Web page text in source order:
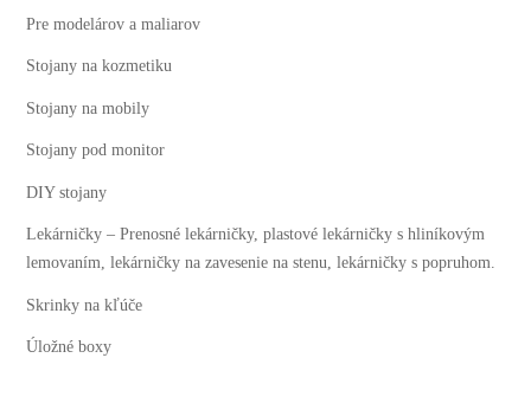
Pre modelárov a maliarov
Stojany na kozmetiku
Stojany na mobily
Stojany pod monitor
DIY stojany
Lekárničky –Prenosné lekárničky, plastové lekárničky s hliníkovým
lemovaním, lekárničky na zavesenie na stenu, lekárničky s popruhom.
Skrinky na kľúče
Úložné boxy